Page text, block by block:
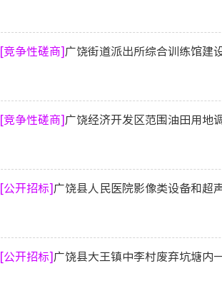
[竞争性磋商]广饶街道派出所综合训练馆建
[竞争性磋商]广饶经济开发区范围油田用地
[公开招标]广饶县人民医院影像类设备和超
[公开招标]广饶县大王镇中李村废弃坑塘内